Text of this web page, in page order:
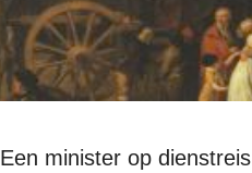
Een minister op dienstreis